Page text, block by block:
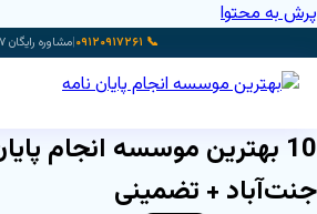
پرش به محتوا
📞 ۰۹۱۲۰۹۱۷۲۶۱ |مشاوره رایگان ۲۴/۷
10 بهترین موسسه انجام
جنت‌آباد + تضمینی